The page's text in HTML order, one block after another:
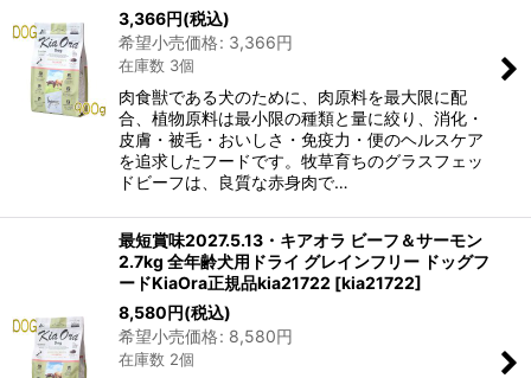
3,366円(税込)
希望小売価格: 3,366円
在庫数 3個
肉食獣である犬のために、肉原料を最大限に配
合、植物原料は最小限の種類と量に絞り、消化・
皮膚・被毛・おいしさ・免疫力・便のヘルスケア
を追求したフードです。牧草育ちのグラスフェッ
ドビーフは、良質な赤身肉で…
最短賞味2027.5.13・キアオラ ビーフ＆サーモン
2.7kg 全年齢犬用ドライ グレインフリー ドッグフ
ードKiaOra正規品kia21722 [kia21722]
8,580円(税込)
希望小売価格: 8,580円
在庫数 2個